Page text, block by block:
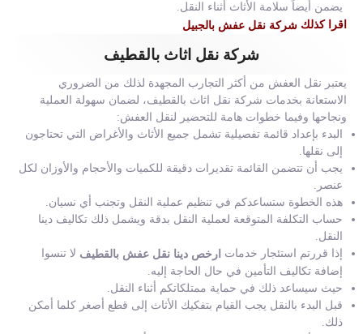
يضمن أيضاً سلامة الأثاث أثناء النقل.
اقرا كذلك شركة نقل عفش بالجبيل
شركة نقل اثاث بالقطيف
يعتبر نقل العفش من أكثر التجارب المجهدة لذلك من الضروري
الاستعانة بخدمات شركة نقل اثاث بالقطيف، لضمان سهولة العملية
ونجاحها وفيما خطوات هامة للتحضير لنقل العفش:
البدء بإعداد قائمة تفصيلية تشمل جميع الأثاث والأغراض التي تحتاجون
إلى نقلها.
يجب أن تتضمن القائمة تقديرات دقيقة للكميات والأحجام والأوزان لكل
عنصر.
هذه الخطوة ستساعدكم في تنظيم عملية النقل وتجنب أي نسيان.
حساب التكلفة المتوقعة لعملية النقل بدقة ويشمل ذلك تكاليف دينا
النقل.
إذا قررتم استئجار خدمات ارخص دينا نقل عفش بالقطيف لا تنسوا
إضافة تكاليف التأمين في حال الحاجة إليه.
حيث سيساعد ذلك في حماية ممتلكاتكم أثناء النقل.
قبل البدء بالنقل يجب القيام بتفكيك الأثاث إلى قطع أصغر كلما أمكن
ذلك.